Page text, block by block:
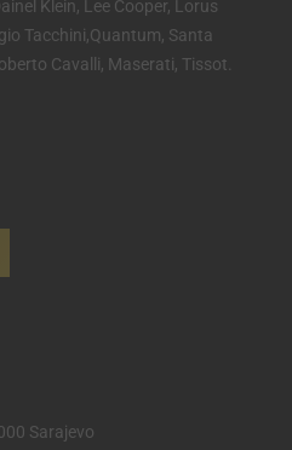
Klein, Lee Cooper, Lorus
Tacchini,Quantum, Santa
Cavalli, Maserati, Tissot.
Sarajevo